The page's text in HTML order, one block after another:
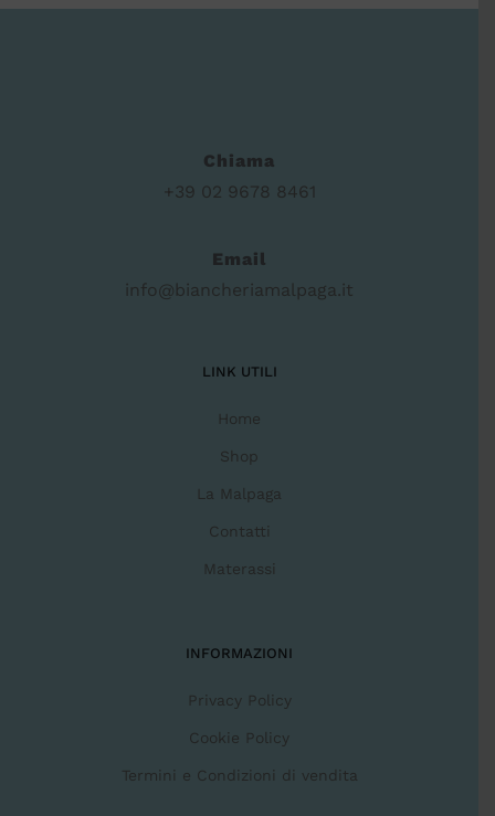
Chiama
+39 02 9678 8461
Email
info@biancheriamalpaga.it
LINK UTILI
Home
Shop
La Malpaga
Contatti
Materassi
INFORMAZIONI
Privacy Policy
Cookie Policy
Termini e Condizioni di vendita